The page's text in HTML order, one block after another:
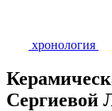
хронология
Сергиевой